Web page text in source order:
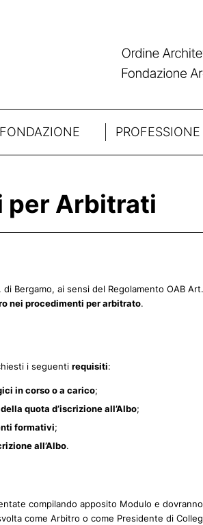
FONDAZIONE PROFESSIONE
per Arbitrati
di Bergamo, ai sensi del Regolamento OAB
nei procedimenti per arbitrato.
i seguenti requisiti:
in corso o a carico;
quota d’iscrizione all’Albo;
formativi;
all’Albo.
compilando apposito Modulo e
come Arbitro o come Presidente di